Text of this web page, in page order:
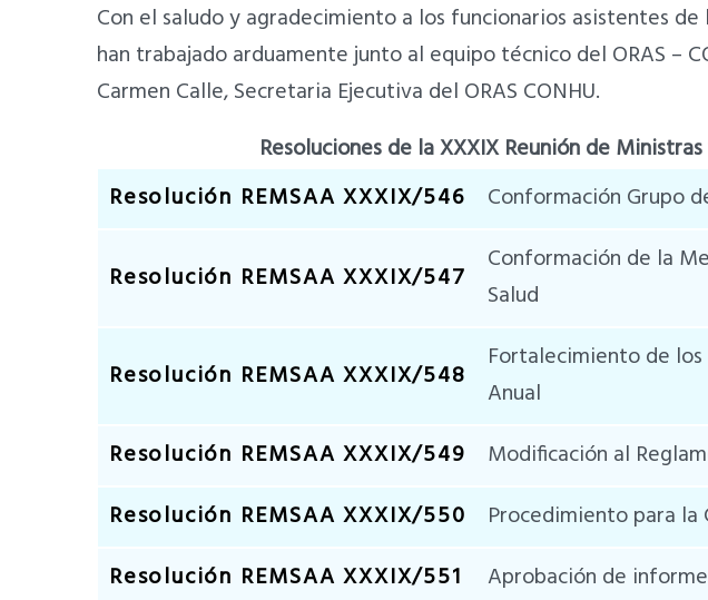
Con el saludo y agradecimiento a los funcionarios asistentes
han trabajado arduamente junto al equipo técnico del ORAS –
Carmen Calle, Secretaria Ejecutiva del ORAS CONHU.
Resoluciones de la XXXIX Reunión de
Resolución REMSAA XXXIX/546
Conformación Grupo
Resolución REMSAA XXXIX/547
Conformación de la
Salud
Resolución REMSAA XXXIX/548
Fortalecimiento de
Anual
Resolución REMSAA XXXIX/549
Modificación al
Resolución REMSAA XXXIX/550
Procedimiento para
Resolución REMSAA XXXIX/551
Aprobación de